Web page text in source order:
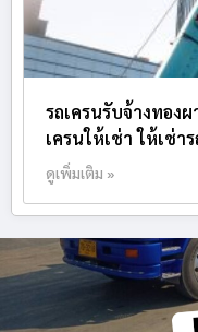
รถเครนรับจ้างทอง
เครนให้เช่า ให้เช่า
ดูเพิ่มเติม »